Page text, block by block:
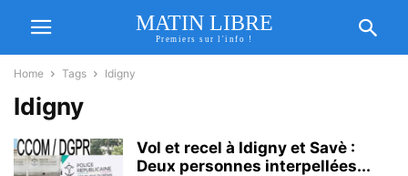
MATIN LIBRE
Premiers sur l'info !
Home Tags Idigny
Idigny
Vol et recel à Idigny et Savè :
Deux personnes interpellées...